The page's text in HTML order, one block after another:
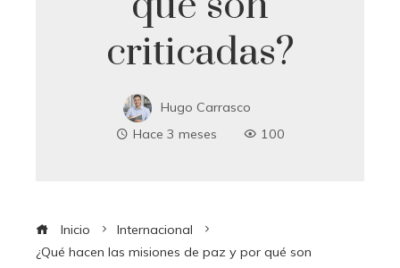
criticadas?
Hugo Carrasco
Hace 3 meses
100
Inicio
Internacional
¿Qué hacen las misiones de paz y por qué son